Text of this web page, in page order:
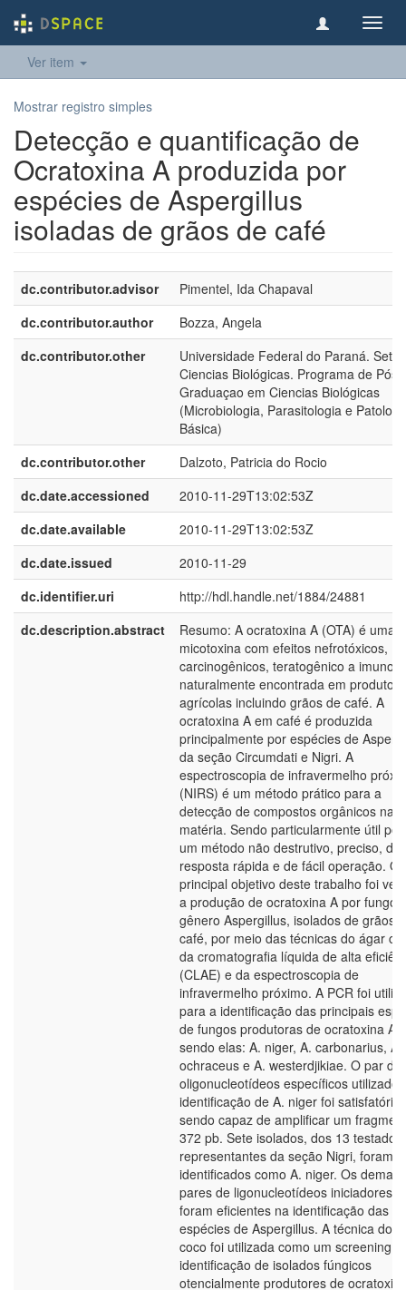
Ver item
Mostrar registro simples
Detecção e quantificação de
Ocratoxina A produzida por
espécies de Aspergillus
isoladas de grãos de café
dc.contributor.advisor
Pimentel, Ida Chapaval
dc.contributor.author
Bozza, Angela
dc.contributor.other
Universidade Federal do Paraná.
Ciencias Biológicas. Programa de Pós-
Graduaçao em Ciencias Biológicas
(Microbiologia, Parasitologia e
Básica)
dc.contributor.other
Dalzoto, Patricia do Rocio
dc.date.accessioned
2010-11-29T13:02:53Z
dc.date.available
2010-11-29T13:02:53Z
dc.date.issued
2010-11-29
dc.identifier.uri
http://hdl.handle.net/1884/24881
dc.description.abstract
Resumo: A ocratoxina A (OTA) é uma
micotoxina com efeitos nefrotóxicos,
carcinogênicos, teratogênico a
naturalmente encontrada em produtos
agrícolas incluindo grãos de café. A
ocratoxina A em café é produzida
principalmente por espécies de
da seção Circumdati e Nigri. A
espectroscopia de infravermelho
(NIRS) é um método prático para a
detecção de compostos orgânicos na
matéria. Sendo particularmente útil
um método não destrutivo, preciso, de
resposta rápida e de fácil operação. O
principal objetivo deste trabalho foi
a produção de ocratoxina A por
gênero Aspergillus, isolados de grãos
café, por meio das técnicas do ágar
da cromatografia líquida de alta
(CLAE) e da espectroscopia de
infravermelho próximo. A PCR foi
para a identificação das principais
de fungos produtoras de ocratoxina A,
sendo elas: A. niger, A. carbonarius, A.
ochraceus e A. westerdjikiae. O par de
oligonucleotídeos específicos utilizado
identificação de A. niger foi satisfatório,
sendo capaz de amplificar um
372 pb. Sete isolados, dos 13 testados,
representantes da seção Nigri, foram
identificados como A. niger. Os demais
pares de ligonucleotídeos iniciadores
foram eficientes na identificação das
espécies de Aspergillus. A técnica do
coco foi utilizada como um screening
identificação de isolados fúngicos
otencialmente produtores de